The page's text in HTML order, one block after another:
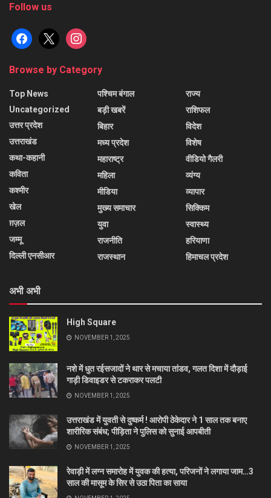
Follow us
facebook
x instagram
Browse by Category
Top News
Uncategorized
उत्तर प्रदेश
उत्तराखंड
कथा-कहानी
कविता
कश्मीर
खेल
ग़ज़ल
जम्मू
दिल्ली एनसीआर
पश्चिम बंगाल
बड़ी खबरें
बिहार
मध्य प्रदेश
महाराष्ट्र
महिला
मीडिया
मुख्य समाचार
युवा
राजनीति
राजस्थान
राज्य
राशिफल
विदेश
विशेष
वीडियो गैलरी
व्यंग्य
व्यापार
सिक्किम
स्वास्थ्य
हरियाणा
हिमाचल प्रदेश
अभी अभी
High Square
NOVEMBER 1, 2025
नशे में धुत रईसजादों ने थार से मचाया तांडव, गलत दिशा में दौड़ाई
गाड़ी डिवाइडर से टकराकर पलटी
NOVEMBER 1, 2025
उत्तराखंड में युवती से दुष्कर्म ! आरोपी ठेकेदार ने 1 साल तक बनाए
शारीरिक संबंध; पीड़िता ने पुलिस को सुनाई आपबीती
NOVEMBER 1, 2025
रेवाड़ी में लग्न समारोह में युवक की हत्या, परिजनों ने लगाया जाम…3
साल की मासूम के सिर से उठा पिता का साया